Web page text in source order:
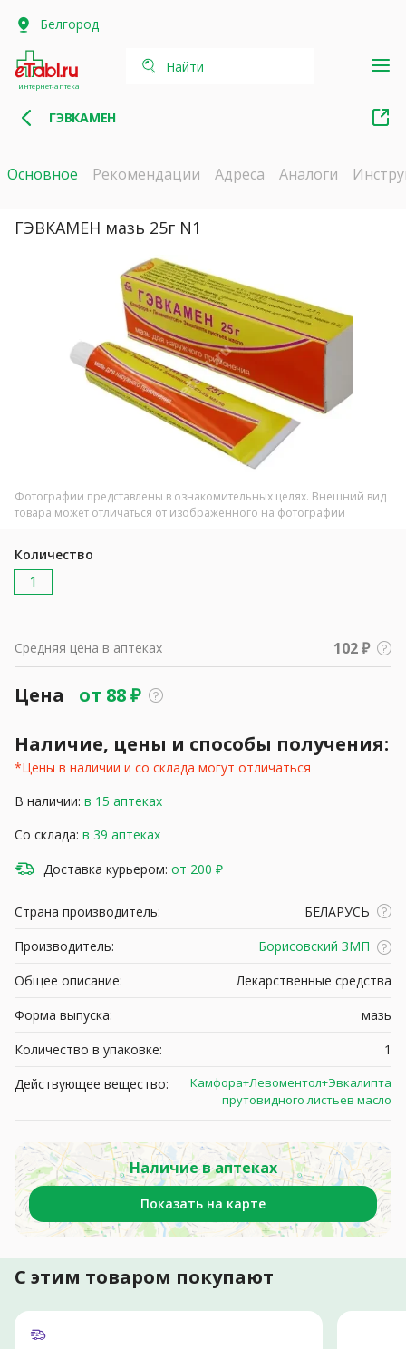
Белгород
интернет-аптека
Найти
ГЭВКАМЕН
Основное Рекомендации Адреса Аналоги
ГЭВКАМЕН мазь 25г N1
Фотографии представлены в ознакомительных целях. Внешний вид
товара может отличаться от изображенного на фотографии
Количество
1
Средняя цена в аптеках 102 ₽
Цена от 88₽
Наличие, цены и способы получения:
*Цены в наличии и со склада могут отличаться
В наличии: в 15 аптеках
Со склада: в 39 аптеках
Доставка курьером: от 200 ₽
Страна производитель:
БЕЛАРУСЬ
Производитель:
Борисовский ЗМП
Общее описание:
Лекарственные средства
Форма выпуска:
мазь
Количество в упаковке:
1
Действующее вещество:
Камфора+Левоментол+Эвкалипта
прутовидного листьев масло
Наличие в аптеках
Показать на карте
С этим товаром покупают